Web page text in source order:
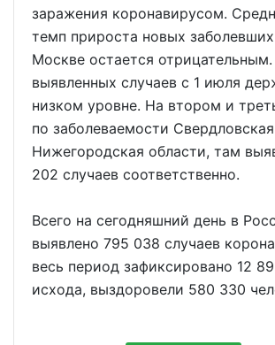
заражения коронавирусом.
темп прироста новых
Москве остается
выявленных случаев с 1 июля
низком уровне. На втором и
по заболеваемости
Нижегородская области, там
202 случаев соответственно.
Всего на сегодняшний день в
выявлено 795 038 случаев
весь период зафиксировано 12
исхода, выздоровели 580 330